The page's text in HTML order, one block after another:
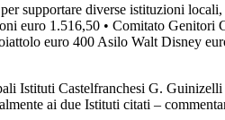
supportare diverse istituzioni
euro 1.516,50 • Comitato Genitori
euro 400 Asilo Walt Disney
Istituti Castelfranchesi G.
ai due Istituti citati –